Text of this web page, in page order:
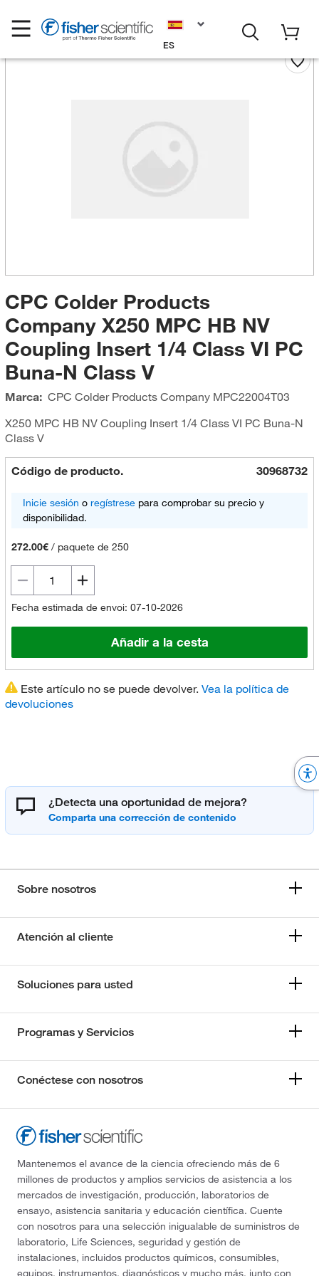
ES
CPC Colder Products
Company X250 MPC HB NV
Coupling Insert 1/4 Class VI PC
Buna-N Class V
Marca: CPC Colder Products CompanyMPC22004T03
X250 MPC HB NV Coupling Insert 1/4 Class VI PC Buna-N
Class V
Código de producto. 30968732
Inicie sesión o regístresepara comprobar su precio y
disponibilidad.
272.00€/ paquete de 250
Fecha estimada de envoi: 07-10-2026
Añadir a la cesta
Este artículo no se puede devolver. Vea la política de
devoluciones
¿Detecta una oportunidad de mejora?
Sobre nosotros
Atención al cliente
Soluciones para usted
Programas y Servicios
Conéctese con nosotros
Mantenemos el avance de la ciencia ofreciendo más de 6
millones de productos y amplios servicios de asistencia a los
mercados de investigación, producción, laboratorios de
ensayo, asistencia sanitaria y educación científica. Cuente
con nosotros para una selección inigualable de suministros de
laboratorio, Life Sciences, seguridad y gestión de
instalaciones, incluidos productos químicos, consumibles,
equipos, instrumentos, diagnósticos y mucho más, junto con